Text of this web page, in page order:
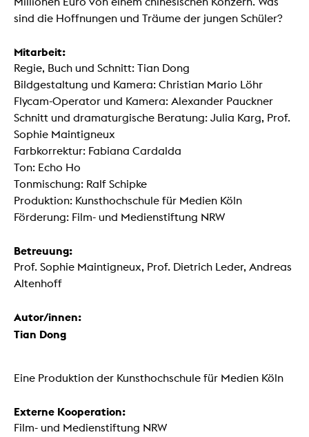
sind die Hoffnungen und Träume der jungen Schüler?
Mitarbeit:
Regie, Buch und Schnitt: Tian Dong
Bildgestaltung und Kamera: Christian Mario Löhr
Flycam-Operator und Kamera: Alexander Pauckner
Schnitt und dramaturgische Beratung: Julia Karg, Prof.
Sophie Maintigneux
Farbkorrektur: Fabiana Cardalda
Ton: Echo Ho
Tonmischung: Ralf Schipke
Produktion: Kunsthochschule für Medien Köln
Förderung: Film- und Medienstiftung NRW
Betreuung:
Prof. Sophie Maintigneux, Prof. Dietrich Leder, Andreas
Altenhoff
Autor/innen:
Tian Dong
Eine Produktion der Kunsthochschule für Medien Köln
Externe Kooperation:
Film- und Medienstiftung NRW